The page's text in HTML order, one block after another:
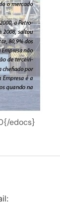
edocs}